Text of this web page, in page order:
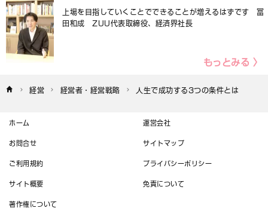
上場を目指していくことでできることが増えるはずです 冨
田和成 ZUU代表取締役、経済界社長
もっとみる 〉
経営 経営者・経営戦略 人生で成功する3つの条件とは
ホーム 運営会社
お問合せ サイトマップ
ご利用規約 プライバシーポリシー
サイト概要 免責について
著作権について